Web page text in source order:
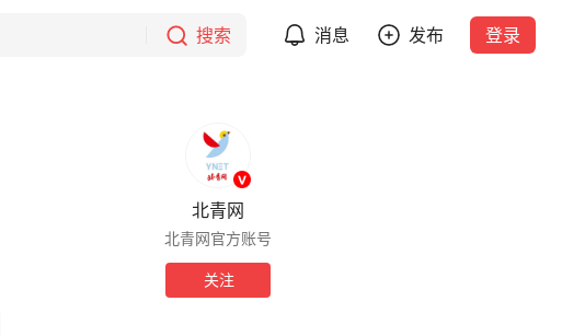
搜索 消息 发布 登录
北青网
北青网官方账号
关注